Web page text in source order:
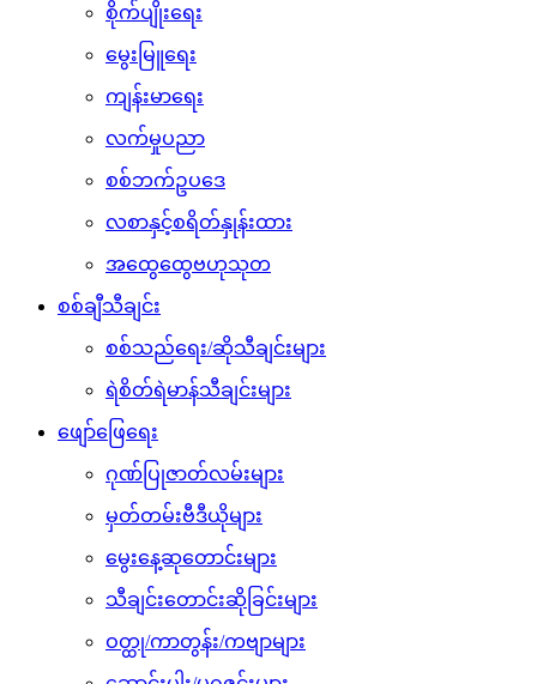
စိုက်ပျိုးရေး
မွေးမြူရေး
ကျန်းမာရေး
လက်မှုပညာ
စစ်ဘက်ဥပဒေ
လစာနှင့်စရိတ်နှုန်းထား
အထွေထွေဗဟုသုတ
စစ်ချီသီချင်း
စစ်သည်ရေး/ဆိုသီချင်းများ
ရဲစိတ်ရဲမာန်သီချင်းများ
ဖျော်ဖြေရေး
ဂုဏ်ပြုဇာတ်လမ်းများ
မှတ်တမ်းဗီဒီယိုများ
မွေးနေ့ဆုတောင်းများ
သီချင်းတောင်းဆိုခြင်းများ
ဝတ္ထု/ကာတွန်း/ကဗျာများ